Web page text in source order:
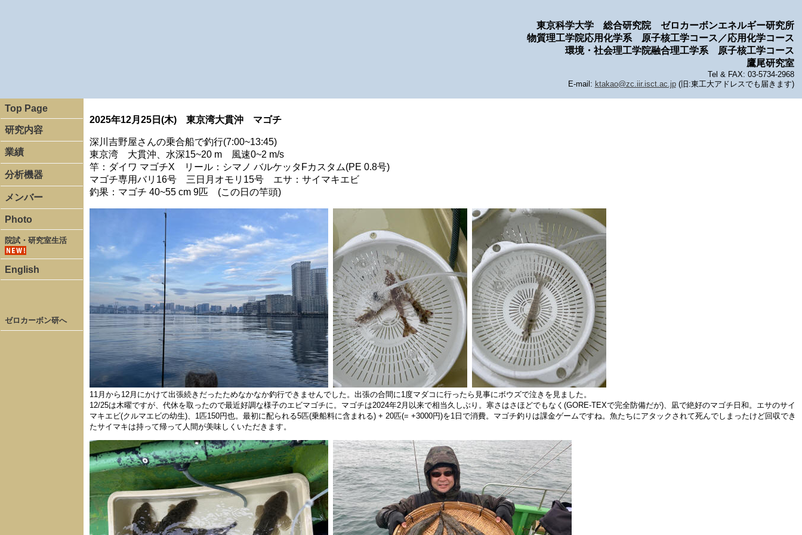
東京科学大学 総合研究院 ゼロカーボンエネルギー研究所
物質理工学院応用化学系 原子核工学コース／応用化学コース
環境・社会理工学院融合理工学系 原子核工学コース
鷹尾研究室
Tel & FAX: 03-5734-2968
E-mail: ktakao@zc.iir.isct.ac.jp(旧:東工大アドレスでも届きます)
Top Page
研究内容
業績
分析機器
メンバー
Photo
院試・研究室生活
English
ゼロカーボン研へ
2025年12月25日(木) 東京湾大貫沖 マゴチ
深川吉野屋さんの乗合船で釣行(7:00~13:45)
東京湾 大貫沖、水深15~20 m 風速0~2 m/s
竿：ダイワ マゴチX リール：シマノ バルケッタFカスタム(PE 0.8号)
マゴチ専用バリ16号 三日月オモリ15号 エサ：サイマキエビ
釣果：マゴチ 40~55 cm 9匹 (この日の竿頭)
11月から12月にかけて出張続きだったためなかなか釣行できませんでした。出張の合間に1度マダコに行ったら見事にボウズで泣きを見ました。
12/25は木曜ですが、代休を取ったので最近好調な様子のエビマゴチに。マゴチは2024年2月以来で相当久しぶり。寒さはさほどでもなく(GORE-TEXで完全防備だが)、凪で絶好のマゴチ日和。エサのサイ
マキエビ(クルマエビの幼生)、1匹150円也。最初に配られる5匹(乗船料に含まれる) + 20匹(= +3000円)を1日で消費。マゴチ釣りは課金ゲームですね。魚たちにアタックされて死んでしまったけど回収でき
たサイマキは持って帰って人間が美味しくいただきます。